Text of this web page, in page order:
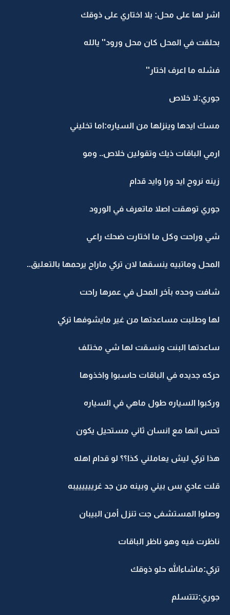
اشر لها على محل: يلا اختاري على ذوقك
بحلقت في المحل كان محل ورود'' يالله
فشله ما اعرف اختار''
جوري:لا خلاص
مسك ايدها وينزلها من السياره:اما تخليني
ارمي الباقات ذيك وتقولين خلاص.. ومو
زينه نروح ايد ورا وايد قدام
جوري توهقت اصلا ماتعرف في الورود
شي وراحت وكل ما اختارت ضحك راعي
المحل وماتبيه ينسقها لان تركي ماراح يرحمها بالتعليق..
شافت وحده بآخر المحل في عمرها راحت
لها وطلبت مساعدتها من غير مايشوفها تركي
ساعدتها البنت ونسقت لها شي مختلف
حركه جديده في الباقات حاسبوا واخذوها
وركبوا السياره طول ماهي في السياره
تحس انها مع انسان ثاني مستحيل يكون
هذا تركي ليش يعاملني كذا؟؟ لو قدام اهله
قلت عادي بس بيني وبينه من جد غرييييييبه
وصلوا المستشفى جت تنزل أمن البيبان
ناظرت فيه وهو ناظر الباقات
تركي:ماشاءالله حلو ذوقك
جوري:تتتسلم